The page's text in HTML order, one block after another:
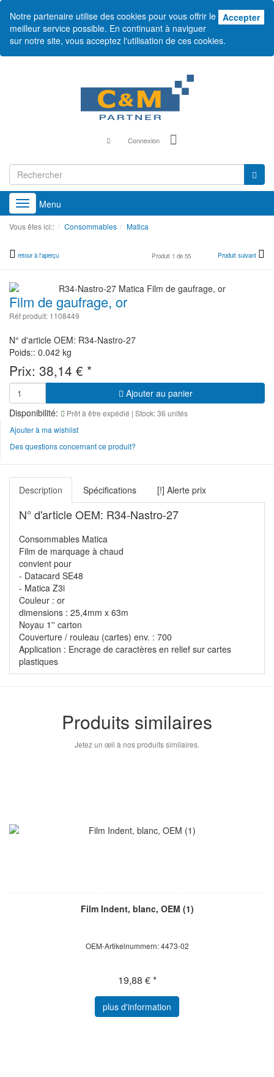
Accepter
Notre partenaire utilise des cookies pour vous offrir le
meilleur service possible. En continuant à naviguer
sur notre site, vous acceptez l'utilisation de ces cookies.
Connexion
Toggle
navigation
Menu
Vous êtes ici:: Consommables Matica
retour à l'aperçu Produit 1 de 55 Produit suivant
Film de gaufrage, or
Réf produit: 1108449
N° d'article OEM: R34-Nastro-27
Poids:: 0.042 kg
Prix: 38,14 € *
Ajouter au panier
Disponibilité:
Prêt à être expédié | Stock: 36 unités
Ajouter à ma wishlist
Des questions concernant ce produit?
Description Spécifications [!] Alerte prix
N° d'article OEM: R34-Nastro-27
Consommables Matica
Film de marquage à chaud
convient pour
- Datacard SE48
- Matica Z3i
Couleur : or
dimensions : 25,4mm x 63m
Noyau 1'' carton
Couverture / rouleau (cartes) env. : 700
Application : Encrage de caractères en relief sur cartes
plastiques
Produits similaires
Jetez un œil à nos produits similaires.
Film Indent, blanc, OEM (1)
OEM-Artikelnummern: 4473-02
19,88 € *
plus d'information